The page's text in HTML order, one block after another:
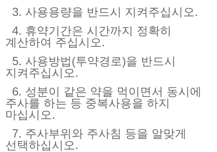
3. 사용용량을 반드시 지켜주십시오.
4. 휴약기간은 시간까지 정확히
계산하여 주십시오.
5. 사용방법(투약경로)을 반드시
지켜주십시오.
6. 성분이 같은 약을 먹이면서 동시에
주사를 하는 등 중복사용을 하지
마십시오.
7. 주사부위와 주사침 등을 알맞게
선택하십시오.